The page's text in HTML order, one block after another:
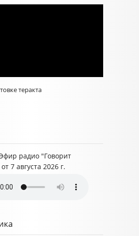
теракта
радио "Говорит
7 августа 2026 г.